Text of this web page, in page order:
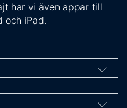
har vi även appar till
och iPad.